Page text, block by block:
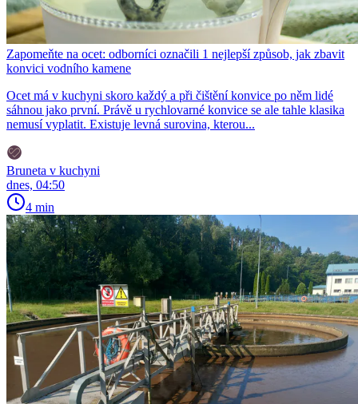
Zapomeňte na ocet: odborníci označili 1 nejlepší způsob, jak zbavit
konvici vodního kamene
Ocet má v kuchyni skoro každý a při čištění konvice po něm lidé
sáhnou jako první. Právě u rychlovarné konvice se ale tahle klasika
nemusí vyplatit. Existuje levná surovina, kterou...
Bruneta v kuchyni
dnes, 04:50
4 min